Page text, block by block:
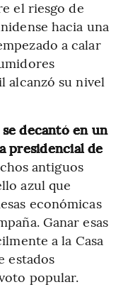
el riesgo de
hacia una
a calar
alcanzó su nivel
decantó en un
presidencial de
antiguos
azul que
económicas
Ganar esas
a la Casa
estados
popular.